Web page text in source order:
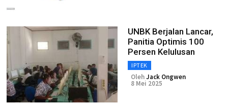
UNBK Berjalan Lancar,
Panitia Optimis 100
Persen Kelulusan
IPTEK
OlehJack Ongwen
8 Mei 2025